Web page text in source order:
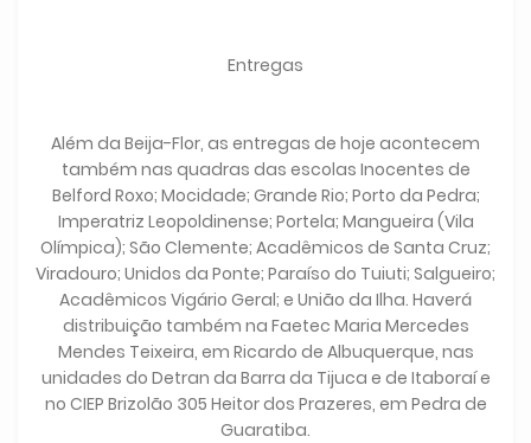
Entregas
Além da Beija-Flor, as entregas de hoje acontecem
também nas quadras das escolas Inocentes de
Belford Roxo; Mocidade; Grande Rio; Porto da Pedra;
Imperatriz Leopoldinense; Portela; Mangueira (Vila
Olímpica); São Clemente; Acadêmicos de Santa Cruz;
Viradouro; Unidos da Ponte; Paraíso do Tuiuti; Salgueiro;
Acadêmicos Vigário Geral; e União da Ilha. Haverá
distribuição também na Faetec Maria Mercedes
Mendes Teixeira, em Ricardo de Albuquerque, nas
unidades do Detran da Barra da Tijuca e de Itaboraí e
no CIEP Brizolão 305 Heitor dos Prazeres, em Pedra de
Guaratiba.